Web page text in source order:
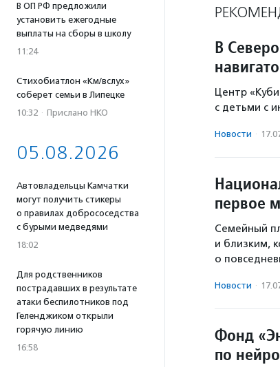
В ОП РФ предложили
установить ежегодные
выплаты на сборы в школу
11:24
Стихобиатлон «Км/вслух»
соберет семьи в Липецке
10:32 · Прислано НКО
05.08.2026
Автовладельцы Камчатки
могут получить стикеры
о правилах добрососедства
с бурыми медведями
18:02
Для родственников
пострадавших в результате
атаки беспилотников под
Геленджиком открыли
горячую линию
16:58
В
Центр
с детьми с
Новости ·
первое
Семейный
и близким,
о
Новости ·
Фонд
по